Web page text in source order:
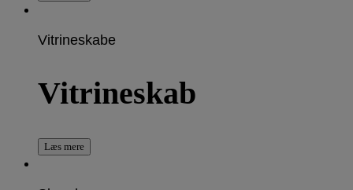
Vitrineskabe
Vitrineskab
Læs mere